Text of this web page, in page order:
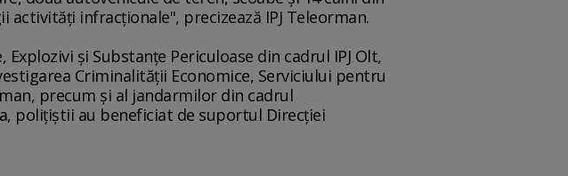
infracţionale", precizează IPJ Teleorman.
şi Substanţe Periculoase din cadrul IPJ Olt,
Criminalităţii Economice, Serviciului pentru
precum şi al jandarmilor din cadrul
poliţiştii au beneficiat de suportul Direcţiei